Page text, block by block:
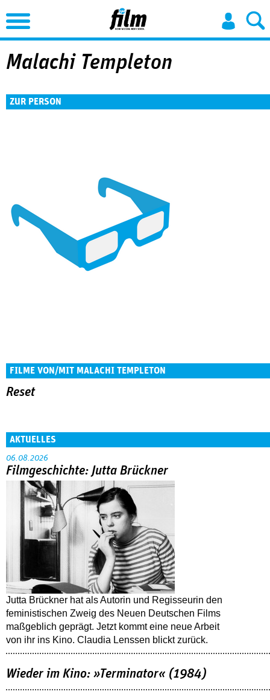
Jump to Navigation
Malachi Templeton
ZUR PERSON
FILME VON/MIT MALACHI TEMPLETON
Reset
AKTUELLES
06.08.2026
Filmgeschichte: Jutta Brückner
Jutta Brückner hat als Autorin und Regisseurin den
feministischen Zweig des Neuen Deutschen Films
maßgeblich geprägt. Jetzt kommt eine neue Arbeit
von ihr ins Kino. Claudia Lenssen blickt zurück.
Wieder im Kino: »Terminator« (1984)